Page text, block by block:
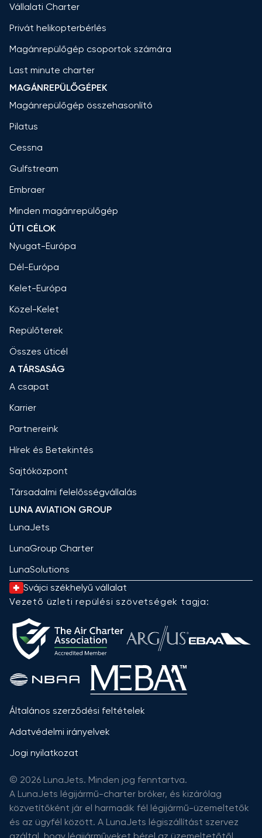
Vállalati Charter
Privát helikopterbérlés
Magánrepülőgép csoportok számára
Last minute charter
MAGÁNREPÜLŐGÉPEK
Magánrepülőgép összehasonlító
Pilatus
Cessna
Gulfstream
Embraer
Minden magánrepülőgép
ÚTI CÉLOK
Nyugat-Európa
Dél-Európa
Kelet-Európa
Közel-Kelet
Repülőterek
Összes úticél
A TÁRSASÁG
A csapat
Karrier
Partnereink
Hírek és Betekintés
Sajtóközpont
Társadalmi felelősségvállalás
LUNA AVIATION GROUP
LunaJets
LunaGroup Charter
LunaSolutions
Svájci székhelyű vállalat
Vezető üzleti repülési szövetségek tagja:
Általános szerződési feltételek
Adatvédelmi irányelvek
Jogi nyilatkozat
© 2026 LunaJets. Minden jog fenntartva.
A LunaJets légijármű-charter bróker, és kizárólag
közvetítőként jár el harmadik fél légijármű-üzemeltetők
és az ügyfél között. A LunaJets légiszállítást szervez